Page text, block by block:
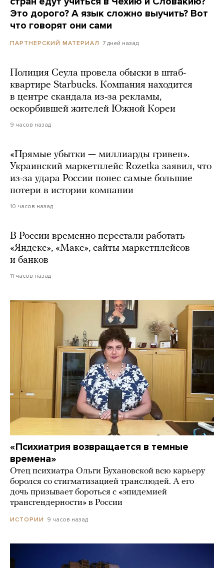
Это дорого? А язык сложно выучить? Вот
что говорят они сами
ПАРТНЕРСКИЙ МАТЕРИАЛ 7 дней назад
Полиция Сеула провела обыски в штаб-
квартире Starbucks. Компания находится
в центре скандала из-за рекламы,
оскорбившей жителей Южной Кореи
9 часов назад
«Прямые убытки — миллиарды гривен».
Украинский маркетплейс Rozetka заявил, что
из-за удара России понес самые большие
потери в истории компании
10 часов назад
В России временно перестали работать
«Яндекс», «Макс», сайты маркетплейсов
и банков
11 часов назад
«Психиатрия возвращается в темные
времена»
Отец психиатра Ольги Бухановской всю карьеру
боролся со стигматизацией транслюдей. А его
дочь призывает бороться с «эпидемией
трансгендерности» в России
ИСТОРИИ 9 часов назад